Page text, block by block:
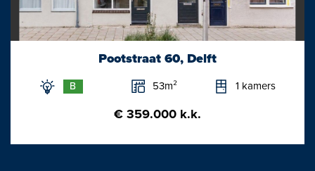
opstalverzekering.
- Gezien bouwjaar materialen- en ouderdomsclausule van
- Westvest Notarissen zal worden gebruikt als projectnotaris.
- Energielabel C. Bouwjaar ca. 1895. Gelegen op eigen grond.
Pootstraat 60, Delft
B 53m² 1 kamers
€ 359.000 k.k.